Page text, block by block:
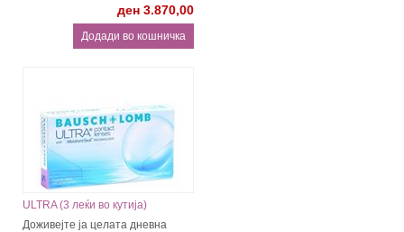
ден 3.870,00
ULTRA (3 леќи во кутија)
Доживејте ја целата дневна